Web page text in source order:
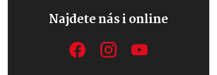
Najdete nás i online